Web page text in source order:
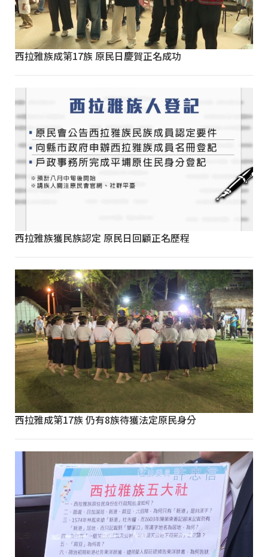
西拉雅族成第17族 原民日慶賀正名成功
西拉雅族獲民族認定 原民日回顧正名歷程
西拉雅成第17族 仍有8族待獲法定原民身分